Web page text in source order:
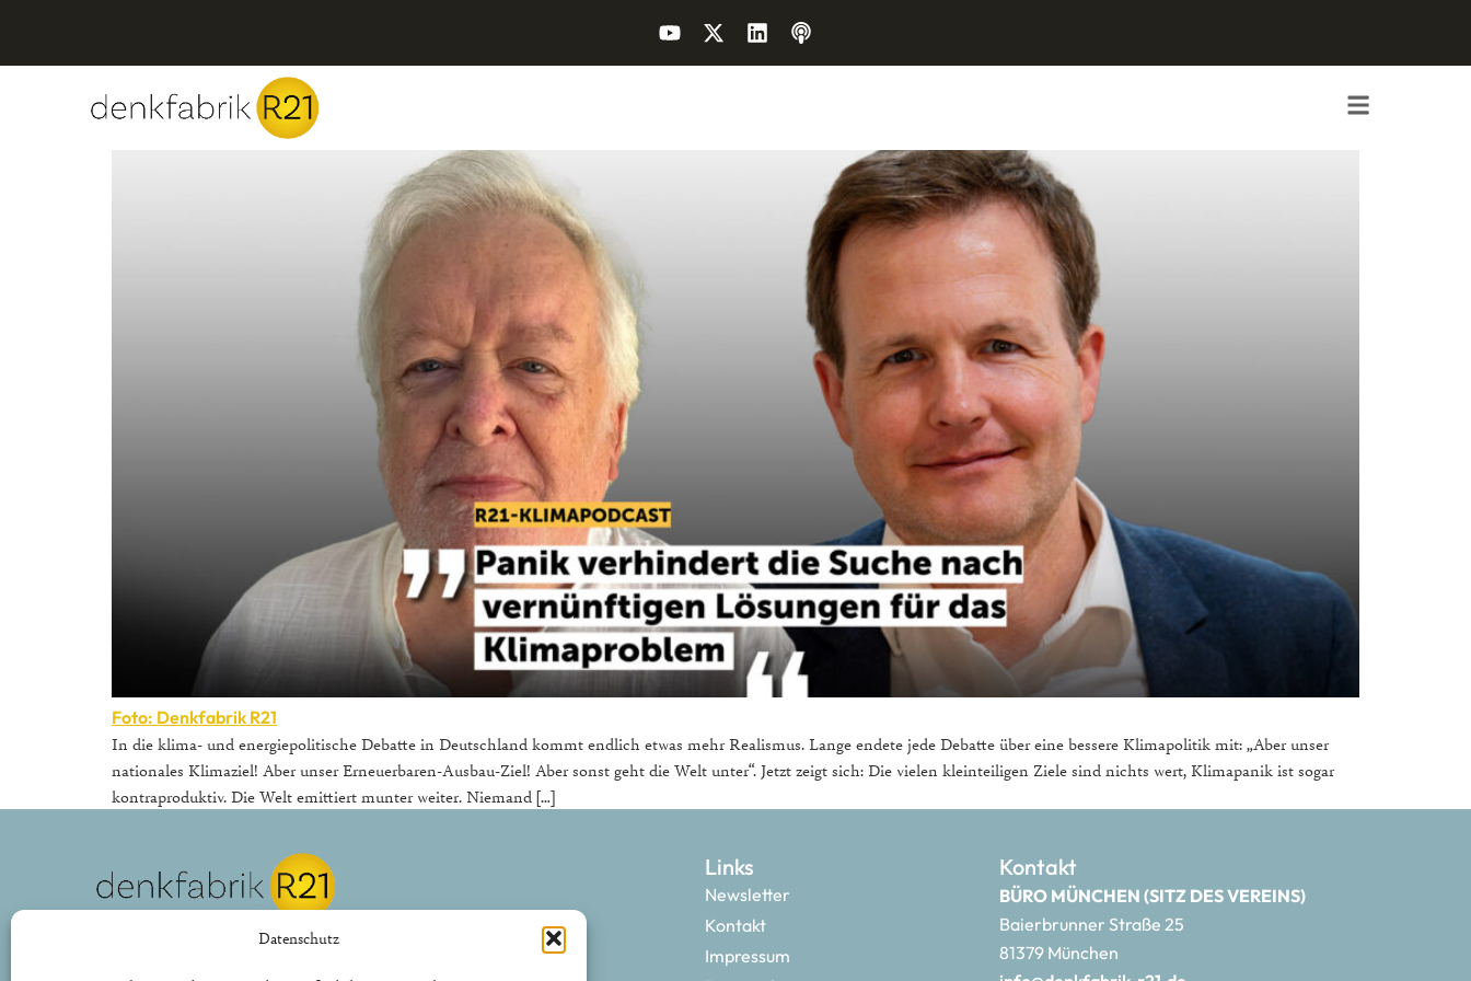
Datenschutz
Foto: Denkfabrik R21
In die klima- und energiepolitische Debatte in Deutschland kommt endlich etwas mehr Realismus. Lange endete jede Debatte über eine bessere Klimapolitik mit: „Aber unser
nationales Klimaziel! Aber unser Erneuerbaren-Ausbau-Ziel! Aber sonst geht die Welt unter“. Jetzt zeigt sich: Die vielen kleinteiligen Ziele sind nichts wert, Klimapanik ist sogar
kontraproduktiv. Die Welt emittiert munter weiter. Niemand […]
Links
Newsletter
Kontakt
Impressum
Kontakt
BÜRO MÜNCHEN (SITZ DES VEREINS)
Baierbrunner Straße 25
81379 München